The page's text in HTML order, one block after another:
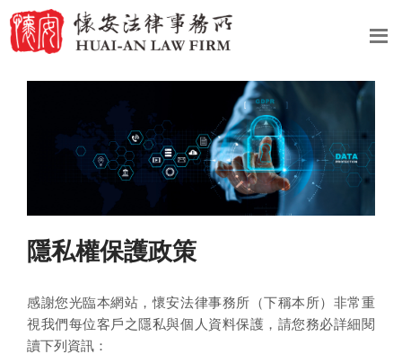
隱私權保護政策
感謝您光臨本網站，懷安法律事務所（下稱本所）非常重
視我們每位客戶之隱私與個人資料保護，請您務必詳細閱
讀下列資訊：